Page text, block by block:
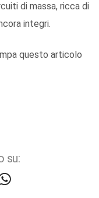
di massa, ricca di
integri.
questo articolo
su: